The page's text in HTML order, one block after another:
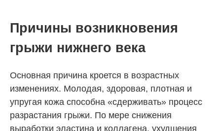
Причины возникновения
грыжи нижнего века
Основная причина кроется в возрастных
изменениях. Молодая, здоровая, плотная и
упругая кожа способна «сдерживать» процесс
разрастания грыжи. По мере снижения
выработки эластина и коллагена, ухудшения